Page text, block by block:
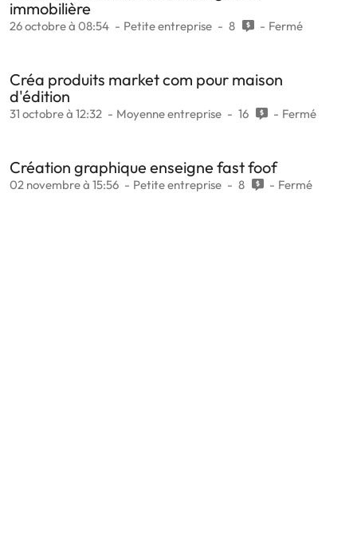
immobilière
26 octobre à 08:54 Petite entreprise 8 Fermé
Créa produits market com pour maison
d'édition
31 octobre à 12:32 Moyenne entreprise 16 Fermé
Création graphique enseigne fast foof
02 novembre à 15:56 Petite entreprise 8 Fermé